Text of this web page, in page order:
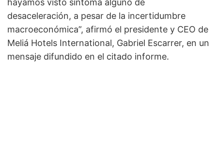
desaceleración, a pesar de la incertidumbre
macroeconómica”, afirmó el presidente y CEO de
Meliá Hotels International, Gabriel Escarrer, en un
mensaje difundido en el citado informe.